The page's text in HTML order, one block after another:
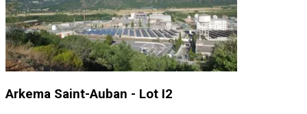
Arkema Saint-Auban - Lot I2